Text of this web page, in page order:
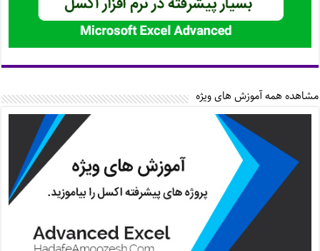
مشاهده همه آموزش های ویژه